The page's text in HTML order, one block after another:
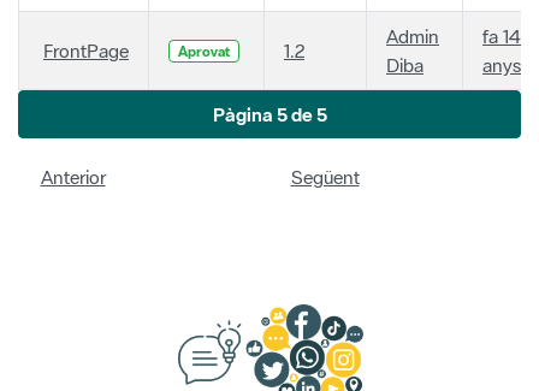
FrontPage Aprovat 1.2
Admin
Diba
fa 14
anys
Pàgina 5 de 5
Anterior Següent